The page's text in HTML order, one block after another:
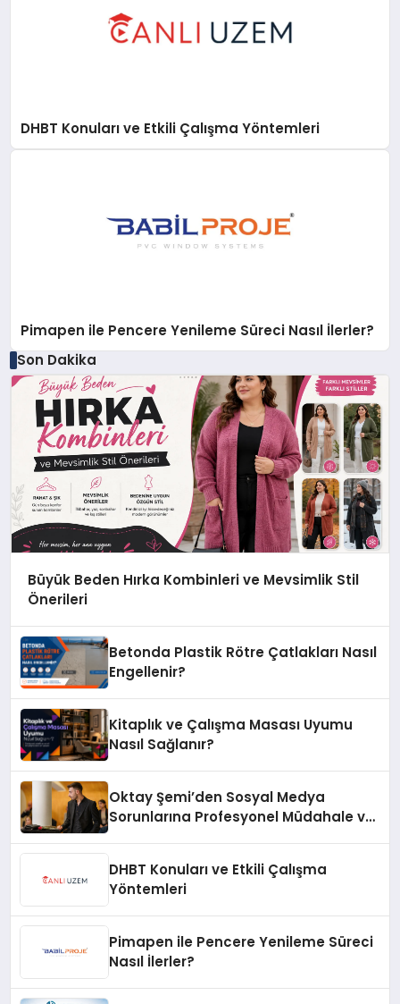
DHBT Konuları ve Etkili Çalışma Yöntemleri
Pimapen ile Pencere Yenileme Süreci Nasıl İlerler?
Son Dakika
Büyük Beden Hırka Kombinleri ve Mevsimlik Stil
Önerileri
Betonda Plastik Rötre Çatlakları Nasıl
Engellenir?
Kitaplık ve Çalışma Masası Uyumu
Nasıl Sağlanır?
Oktay Şemi’den Sosyal Medya
Sorunlarına Profesyonel Müdahale ve
DHBT Konuları ve Etkili Çalışma
Yöntemleri
Pimapen ile Pencere Yenileme Süreci
Nasıl İlerler?